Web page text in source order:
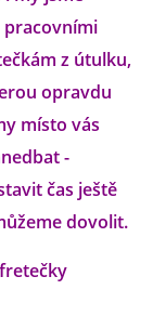
z útulku,
opravdu
místo vás
-
čas ještě
dovolit.